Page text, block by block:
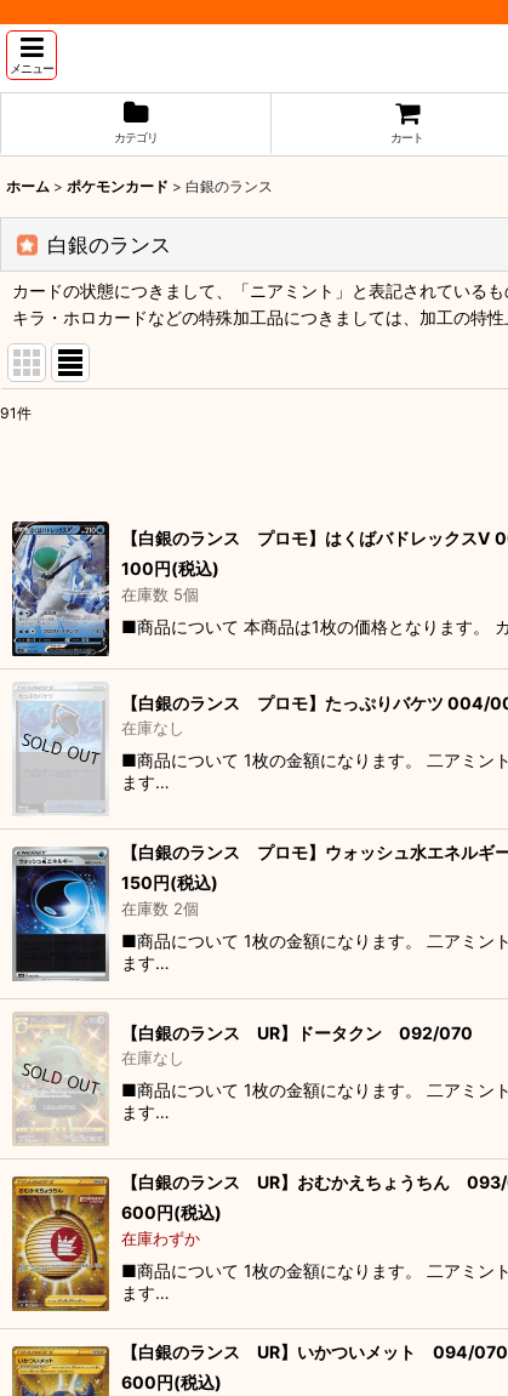
メニュー
カテゴリ カート
ホーム > ポケモンカード > 白銀のランス
白銀のランス
カードの状態につきまして、「ニアミント」と表記されている
キラ・ホロカードなどの特殊加工品につきましては、加工の特
91件
【白銀のランス プロモ】はくばバドレックスV
100円(税込)
在庫数 5個
■商品について 本商品は1枚の価格となります。
【白銀のランス プロモ】たっぷりバケツ 004/
在庫なし
■商品について 1枚の金額になります。 二アミン
ます…
【白銀のランス プロモ】ウォッシュ水エネル
150円(税込)
在庫数 2個
■商品について 1枚の金額になります。 二アミン
ます…
【白銀のランス UR】ドータクン 092/070
在庫なし
■商品について 1枚の金額になります。 二アミン
ます…
【白銀のランス UR】おむかえちょうちん
600円(税込)
在庫わずか
■商品について 1枚の金額になります。 二アミン
ます…
【白銀のランス UR】いかついメット 094/070
600円(税込)